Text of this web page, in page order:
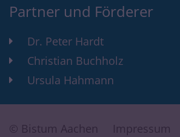
Partner und Förderer
Dr. Peter Hardt
Christian Buchholz
Ursula Hahmann
© Bistum Aachen
Impressum